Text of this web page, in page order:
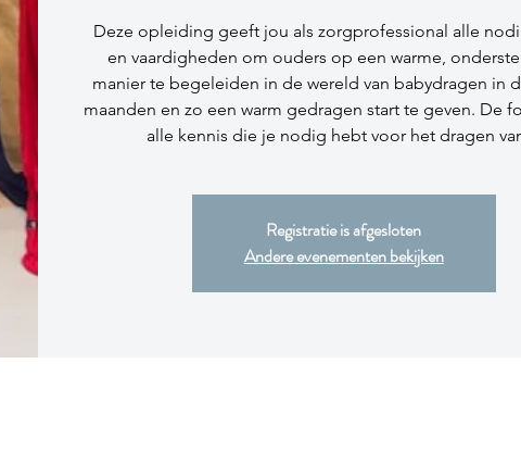
Deze opleiding geeft jou als zorgprofessional alle
en vaardigheden om ouders op een warme,
manier te begeleiden in de wereld van babydragen in
maanden en zo een warm gedragen start te geven. De
alle kennis die je nodig hebt voor het dragen
Registratie is afgesloten
Andere evenementen bekijken